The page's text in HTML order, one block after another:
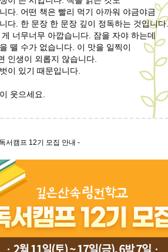
다. 어떤 책은 빨리 먹기 아까워 야금야금
다. 한 문장 한 문장 깊이 정독하는 것입니다.
너무너무 아깝습니다. 잠을 자야 하는데
뗄 수가 없습니다. 이 맛을 일찍이
인생이 외롭지 않습니다.
이 있기 때문입니다.
웃으세요.
서캠프 12기 모집 안내 -